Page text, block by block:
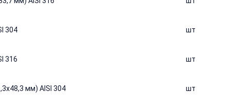
304 шт
316 шт
мм) AISI 304 шт